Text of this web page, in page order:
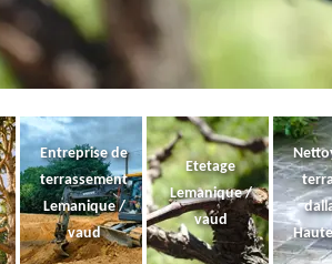
Entreprise de
terrassement
Lemanique /
vaud
Etetage
Lemanique /
vaud